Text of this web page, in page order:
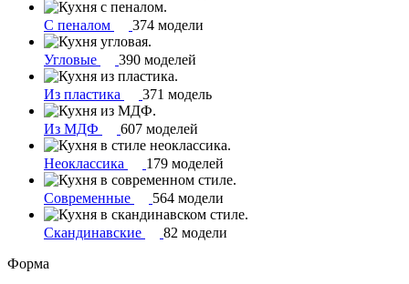
С пеналом 374 модели
Угловые 390 моделей
Из пластика 371 модель
Из МДФ 607 моделей
Неоклассика 179 моделей
Современные 564 модели
Скандинавские
82 модели
Форма